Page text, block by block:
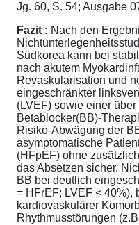
Jg. 60, S. 54; Ausgabe
Fazit : Nach den
Südkorea kann bei
nach akutem
Revaskularisation und
eingeschränkter
(LVEF) sowie einer
Betablocker(BB)-
Risiko-Abwägung der
asymptomatische
(HFpEF) ohne
das Absetzen sicher.
BB bei deutlich
= HFrEF; LVEF < 40%),
kardiovaskulärer
Rhythmusstörungen